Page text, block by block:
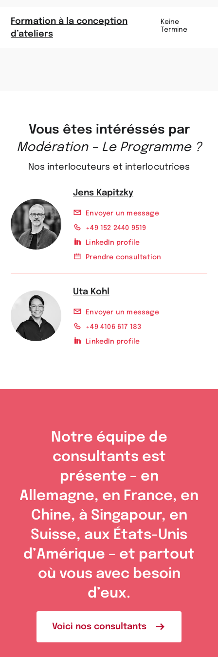
Formation à la conception
d’ateliers
Keine
Termine
Vous êtes intéréssés par
Modération – Le Programme ?
Nos interlocuteurs et interlocutrices
Jens Kapitzky
Envoyer un message
+49 152 2440 9519
LinkedIn profile
Prendre consultation
Uta Kohl
Envoyer un message
+49 4106 617 183
LinkedIn profile
Notre équipe de
consultants est
présente – en
Allemagne, en France, en
Chine, à Singapour, en
Suisse, aux États-Unis
d’Amérique – et partout
où vous avec besoin
d’eux.
Voici nos consultants